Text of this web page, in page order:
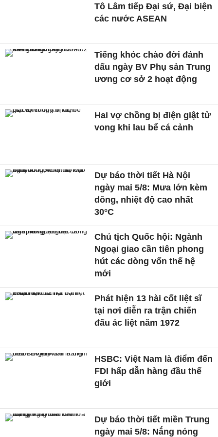
Tô Lâm tiếp Đại sứ, Đại biện
các nước ASEAN
Tiếng khóc chào đời đánh
dấu ngày BV Phụ sản Trung
ương cơ sở 2 hoạt động
Hai vợ chồng bị điện giật tử
vong khi lau bể cá cảnh
Dự báo thời tiết Hà Nội
ngày mai 5/8: Mưa lớn kèm
dông, nhiệt độ cao nhất
30°C
Chủ tịch Quốc hội: Ngành
Ngoại giao cần tiên phong
hút các dòng vốn thế hệ
mới
Phát hiện 13 hài cốt liệt sĩ
tại nơi diễn ra trận chiến
đấu ác liệt năm 1972
HSBC: Việt Nam là điểm đến
FDI hấp dẫn hàng đầu thế
giới
Dự báo thời tiết miền Trung
ngày mai 5/8: Nắng nóng